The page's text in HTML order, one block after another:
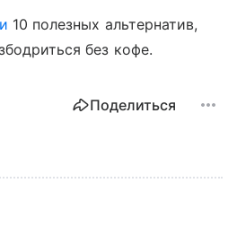
10 полезных альтернатив,
без кофе.
Поделиться